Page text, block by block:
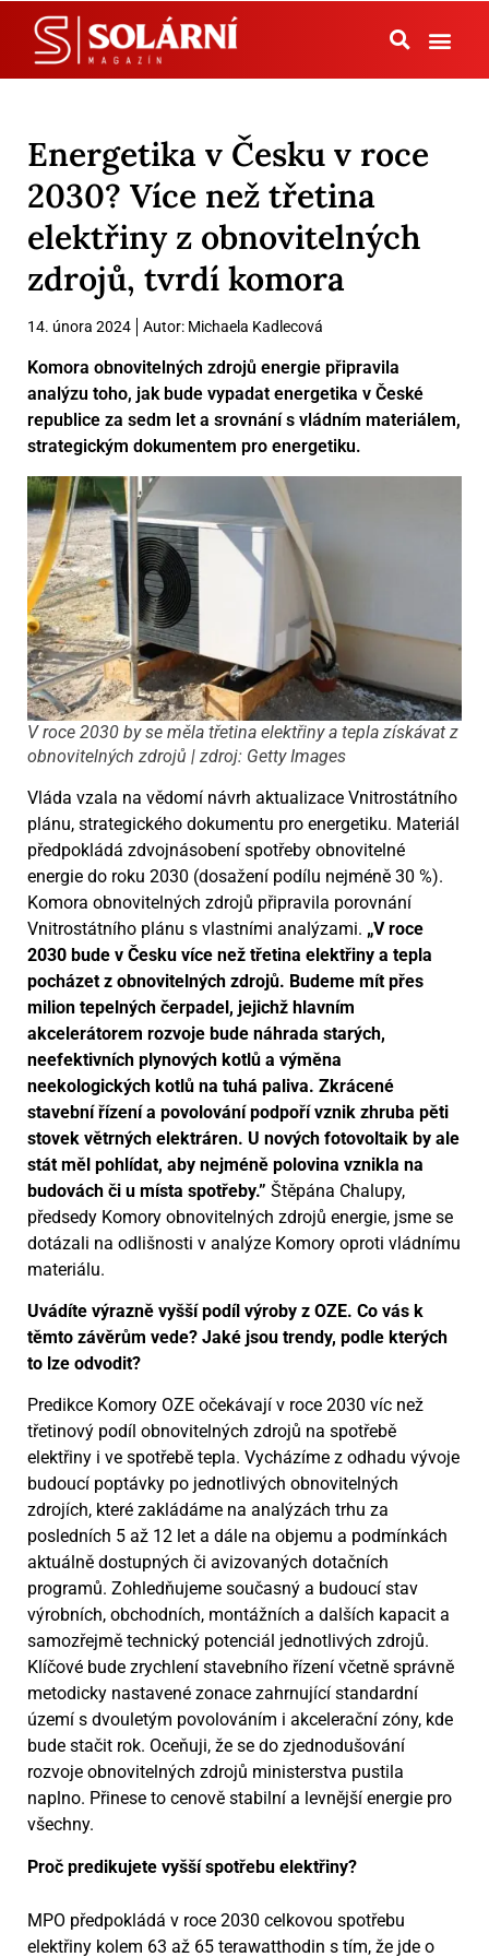
Energetika v Česku v roce
2030? Více než třetina
elektřiny z obnovitelných
zdrojů, tvrdí komora
14. února 2024 Autor: Michaela Kadlecová
Komora obnovitelných zdrojů energie připravila
analýzu toho, jak bude vypadat energetika v České
republice za sedm let a srovnání s vládním materiálem,
strategickým dokumentem pro energetiku.
V roce 2030 by se měla třetina elektřiny a tepla získávat z
obnovitelných zdrojů | zdroj: Getty Images
Vláda vzala na vědomí návrh aktualizace Vnitrostátního
plánu, strategického dokumentu pro energetiku. Materiál
předpokládá zdvojnásobení spotřeby obnovitelné
energie do roku 2030 (dosažení podílu nejméně 30 %).
Komora obnovitelných zdrojů připravila porovnání
Vnitrostátního plánu s vlastními analýzami. „V roce
2030 bude v Česku více než třetina elektřiny a tepla
pocházet z obnovitelných zdrojů. Budeme mít přes
milion tepelných čerpadel, jejichž hlavním
akcelerátorem rozvoje bude náhrada starých,
neefektivních plynových kotlů a výměna
neekologických kotlů na tuhá paliva. Zkrácené
stavební řízení a povolování podpoří vznik zhruba pěti
stovek větrných elektráren. U nových fotovoltaik by ale
stát měl pohlídat, aby nejméně polovina vznikla na
budovách či u místa spotřeby.” Štěpána Chalupy,
předsedy Komory obnovitelných zdrojů energie, jsme se
dotázali na odlišnosti v analýze Komory oproti vládnímu
materiálu.
Uvádíte výrazně vyšší podíl výroby z OZE. Co vás k
těmto závěrům vede? Jaké jsou trendy, podle kterých
to lze odvodit?
Predikce Komory OZE očekávají v roce 2030 víc než
třetinový podíl obnovitelných zdrojů na spotřebě
elektřiny i ve spotřebě tepla. Vycházíme z odhadu vývoje
budoucí poptávky po jednotlivých obnovitelných
zdrojích, které zakládáme na analýzách trhu za
posledních 5 až 12 let a dále na objemu a podmínkách
aktuálně dostupných či avizovaných dotačních
programů. Zohledňujeme současný a budoucí stav
výrobních, obchodních, montážních a dalších kapacit a
samozřejmě technický potenciál jednotlivých zdrojů.
Klíčové bude zrychlení stavebního řízení včetně správně
metodicky nastavené zonace zahrnující standardní
území s dvouletým povolováním i akcelerační zóny, kde
bude stačit rok. Oceňuji, že se do zjednodušování
rozvoje obnovitelných zdrojů ministerstva pustila
naplno. Přinese to cenově stabilní a levnější energie pro
všechny.
Proč predikujete vyšší spotřebu elektřiny?
MPO předpokládá v roce 2030 celkovou spotřebu
elektřiny kolem 63 až 65 terawatthodin s tím, že jde o